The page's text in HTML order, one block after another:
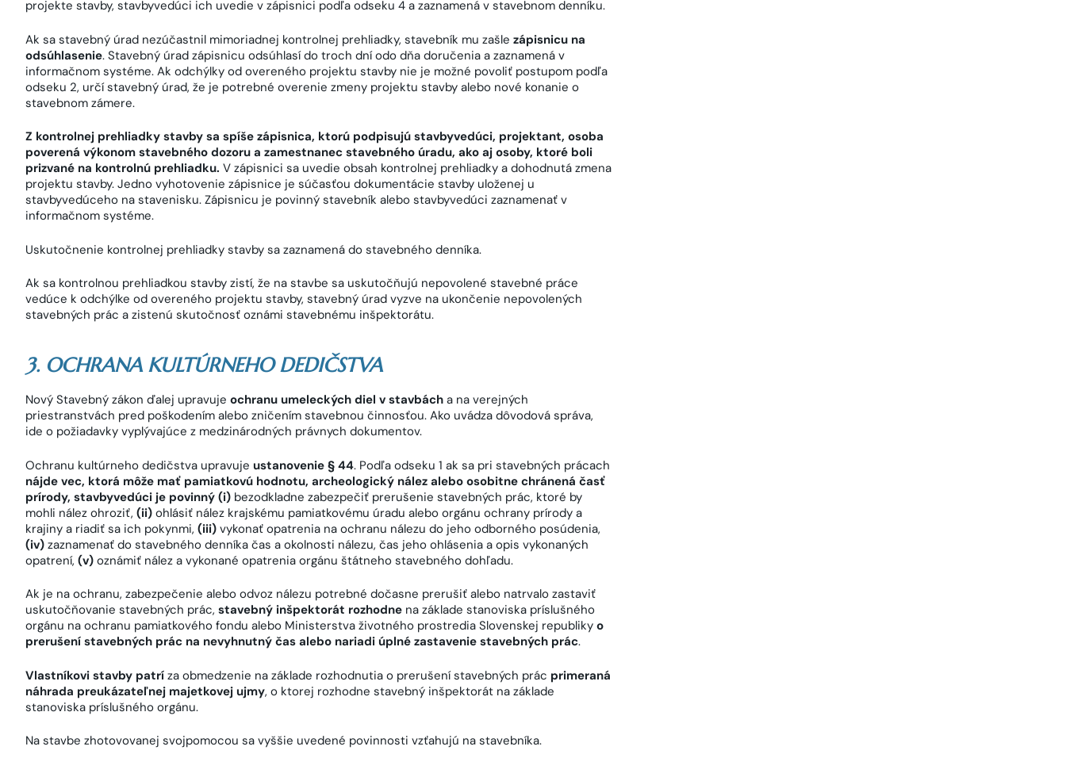
projekte stavby, stavbyvedúci ich uvedie v zápisnici podľa odseku 4 a zaznamená v stavebnom denníku.
Ak sa stavebný úrad nezúčastnil mimoriadnej kontrolnej prehliadky, stavebník mu zašle zápisnicu na
odsúhlasenie. Stavebný úrad zápisnicu odsúhlasí do troch dní odo dňa doručenia a zaznamená v
informačnom systéme. Ak odchýlky od overeného projektu stavby nie je možné povoliť postupom podľa
odseku 2, určí stavebný úrad, že je potrebné overenie zmeny projektu stavby alebo nové konanie o
stavebnom zámere.
Z kontrolnej prehliadky stavby sa spíše zápisnica, ktorú podpisujú stavbyvedúci, projektant, osoba
poverená výkonom stavebného dozoru a zamestnanec stavebného úradu, ako aj osoby, ktoré boli
prizvané na kontrolnú prehliadku. V zápisnici sa uvedie obsah kontrolnej prehliadky a dohodnutá zmena
projektu stavby. Jedno vyhotovenie zápisnice je súčasťou dokumentácie stavby uloženej u
stavbyvedúceho na stavenisku. Zápisnicu je povinný stavebník alebo stavbyvedúci zaznamenať v
informačnom systéme.
Uskutočnenie kontrolnej prehliadky stavby sa zaznamená do stavebného denníka.
Ak sa kontrolnou prehliadkou stavby zistí, že na stavbe sa uskutočňujú nepovolené stavebné práce
vedúce k odchýlke od overeného projektu stavby, stavebný úrad vyzve na ukončenie nepovolených
stavebných prác a zistenú skutočnosť oznámi stavebnému inšpektorátu.
3. OCHRANA KULTÚRNEHO DEDIČSTVA
Nový Stavebný zákon ďalej upravuje ochranu umeleckých diel v stavbách a na verejných
priestranstvách pred poškodením alebo zničením stavebnou činnosťou. Ako uvádza dôvodová správa,
ide o požiadavky vyplývajúce z medzinárodných právnych dokumentov.
Ochranu kultúrneho dedičstva upravuje ustanovenie § 44. Podľa odseku 1 ak sa pri stavebných prácach
nájde vec, ktorá môže mať pamiatkovú hodnotu, archeologický nález alebo osobitne chránená časť
prírody, stavbyvedúci je povinný (i) bezodkladne zabezpečiť prerušenie stavebných prác, ktoré by
mohli nález ohroziť, (ii) ohlásiť nález krajskému pamiatkovému úradu alebo orgánu ochrany prírody a
krajiny a riadiť sa ich pokynmi, (iii) vykonať opatrenia na ochranu nálezu do jeho odborného posúdenia,
(iv) zaznamenať do stavebného denníka čas a okolnosti nálezu, čas jeho ohlásenia a opis vykonaných
opatrení, (v) oznámiť nález a vykonané opatrenia orgánu štátneho stavebného dohľadu.
Ak je na ochranu, zabezpečenie alebo odvoz nálezu potrebné dočasne prerušiť alebo natrvalo zastaviť
uskutočňovanie stavebných prác, stavebný inšpektorát rozhodne na základe stanoviska príslušného
orgánu na ochranu pamiatkového fondu alebo Ministerstva životného prostredia Slovenskej republiky o
prerušení stavebných prác na nevyhnutný čas alebo nariadi úplné zastavenie stavebných prác.
Vlastníkovi stavby patrí za obmedzenie na základe rozhodnutia o prerušení stavebných prác primeraná
náhrada preukázateľnej majetkovej ujmy, o ktorej rozhodne stavebný inšpektorát na základe
stanoviska príslušného orgánu.
Na stavbe zhotovovanej svojpomocou sa vyššie uvedené povinnosti vzťahujú na stavebníka.